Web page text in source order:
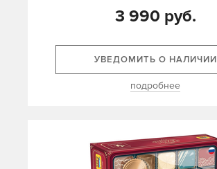
3 990 руб.
УВЕДОМИТЬ О НАЛИЧИИ
подробнее